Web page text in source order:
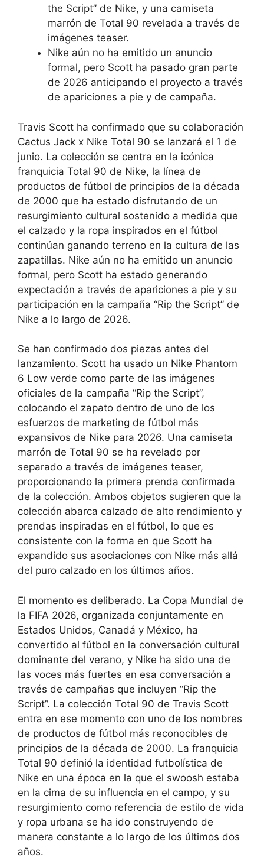
the Script” de Nike, y una camiseta
marrón de Total 90 revelada a través de
imágenes teaser.
Nike aún no ha emitido un anuncio
formal, pero Scott ha pasado gran parte
de 2026 anticipando el proyecto a través
de apariciones a pie y de campaña.
Travis Scott ha confirmado que su colaboración
Cactus Jack x Nike Total 90 se lanzará el 1 de
junio. La colección se centra en la icónica
franquicia Total 90 de Nike, la línea de
productos de fútbol de principios de la década
de 2000 que ha estado disfrutando de un
resurgimiento cultural sostenido a medida que
el calzado y la ropa inspirados en el fútbol
continúan ganando terreno en la cultura de las
zapatillas. Nike aún no ha emitido un anuncio
formal, pero Scott ha estado generando
expectación a través de apariciones a pie y su
participación en la campaña “Rip the Script” de
Nike a lo largo de 2026.
Se han confirmado dos piezas antes del
lanzamiento. Scott ha usado un Nike Phantom
6 Low verde como parte de las imágenes
oficiales de la campaña “Rip the Script”,
colocando el zapato dentro de uno de los
esfuerzos de marketing de fútbol más
expansivos de Nike para 2026. Una camiseta
marrón de Total 90 se ha revelado por
separado a través de imágenes teaser,
proporcionando la primera prenda confirmada
de la colección. Ambos objetos sugieren que la
colección abarca calzado de alto rendimiento y
prendas inspiradas en el fútbol, ​​lo que es
consistente con la forma en que Scott ha
expandido sus asociaciones con Nike más allá
del puro calzado en los últimos años.
El momento es deliberado. La Copa Mundial de
la FIFA 2026, organizada conjuntamente en
Estados Unidos, Canadá y México, ha
convertido al fútbol en la conversación cultural
dominante del verano, y Nike ha sido una de
las voces más fuertes en esa conversación a
través de campañas que incluyen “Rip the
Script”. La colección Total 90 de Travis Scott
entra en ese momento con uno de los nombres
de productos de fútbol más reconocibles de
principios de la década de 2000. La franquicia
Total 90 definió la identidad futbolística de
Nike en una época en la que el swoosh estaba
en la cima de su influencia en el campo, y su
resurgimiento como referencia de estilo de vida
y ropa urbana se ha ido construyendo de
manera constante a lo largo de los últimos dos
años.